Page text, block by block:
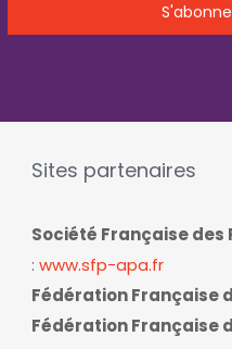
Sites partenaires
Société Française
: www.sfp-apa.fr
Fédération Française
Fédération Française